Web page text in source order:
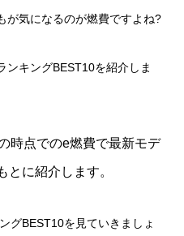
が気になるのが燃費ですよね?
ンキングBEST10を紹介しま
時点でのe燃費で最新モデ
とに紹介します。
グBEST10を見ていきましょ